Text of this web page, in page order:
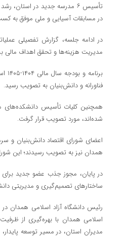
تأسیس ۶ مدرسه جدید در
در مسابقات آسیایی و ملی موفق به
مدیریت هزینه‌ها و تحقق اهداف مالی
فناورانه و دانش‌بنیان به تصویب رسید.
همچنین کلیات تأسیس
شده‌اند، مورد تصویب قرار گرفت.
اعضای شورای اقتصاد دانش‌بنیان و
همدان نیز به تصویب رسیدند؛ این
در پایان، مجوز جذب عضو جدید
ساختارهای تصمیم‌گیری و مدیریتی
رئیس دانشگاه آزاد اسلامی همدان
اسلامی همدان با بهره‌گیری از
مدیران استان، در مسیر توسعه